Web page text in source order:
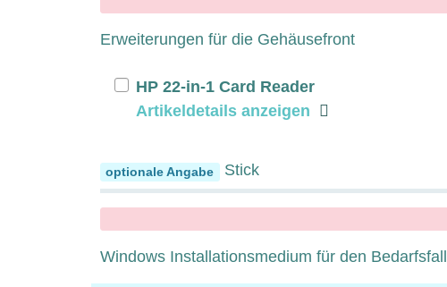
x
Erweiterungen für die Gehäusefront
HP 22-in-1 Card Reader
Artikeldetails anzeigen
Bootfähiger USB Stick
optionale Angabe
x
Windows Installationsmedium für den Bedarfsfall